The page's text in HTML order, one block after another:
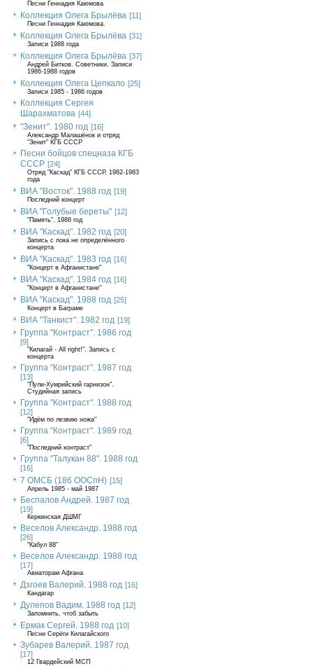
Песни Геннадия Каюмова
Коллекция Олега Брылёва [11]
Песни Геннадия Каюмова.
Коллекция Олега Брылёва [31]
Записи 1988 года
Коллекция Олега Брылёва [37]
Андрей Битков. Советники. Записи
1986-1988 годов
Коллекция Олега Цепкало [25]
Записи 1985 - 1986 годов
Коллекция Сергея
Шарахматова [44]
"Зенит". 1980 год [16]
Александр Малашёнок и отряд
"Зенит" КГБ СССР
Песни бойцов спецназа КГБ
СССР [24]
Отряд "Каскад" КГБ СССР, 1982-1983
года
ВИА "Восток". 1988 год [19]
Последний концерт
ВИА "Голубые береты" [12]
"Память". 1988 год
ВИА "Каскад". 1982 год [20]
Запись с пока не определённого
концерта
ВИА "Каскад". 1983 год [16]
"Концерт в Афганистане"
ВИА "Каскад". 1984 год [16]
"Концерт в Афганистане"
ВИА "Каскад". 1988 год [25]
Концерт в Баграме
ВИА "Танкист". 1982 год [19]
Группа "Контраст". 1986 год
[9]
"Килагай - All right!". Запись с
концерта
Группа "Контраст". 1987 год
[13]
"Пули-Хумрийский гарнизон".
Студийная запись
Группа "Контраст". 1988 год
[12]
"Идём по лезвию ножа"
Группа "Контраст". 1989 год
[6]
"Последний контраст"
Группа "Талукан 88". 1988 год
[16]
7 ОМСБ (186 ООСпН) [15]
Апрель 1985 - май 1987
Беспалов Андрей. 1987 год
[19]
Керкинская ДШМГ
Веселов Александр. 1988 год
[26]
"Кабул 88"
Веселов Александр. 1988 год
[17]
Авиаторам Афгана
Дзгоев Валерий. 1988 год [16]
Кандагар
Дулепов Вадим. 1988 год [12]
Запомнить, чтоб забыть
Ермак Сергей. 1988 год [10]
Песни Серёги Килагайского
Зубарев Валерий. 1987 год
[17]
12 Гвардейский МСП